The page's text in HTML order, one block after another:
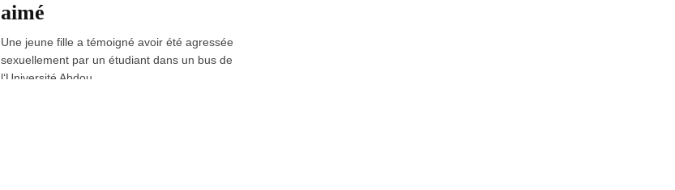
aimé
Une jeune fille a témoigné avoir été agressée
sexuellement par un étudiant dans un bus de
l‘Université Abdou...